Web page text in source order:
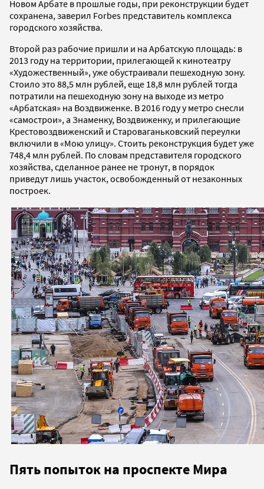
Новом Арбате в прошлые годы, при реконструкции будет
сохранена, заверил Forbes представитель комплекса
городского хозяйства.
Второй раз рабочие пришли и на Арбатскую площадь: в
2013 году на территории, прилегающей к кинотеатру
«Художественный», уже обустраивали пешеходную зону.
Стоило это 88,5 млн рублей, еще 18,8 млн рублей тогда
потратили на пешеходную зону на выходе из метро
«Арбатская» на Воздвиженке. В 2016 году у метро снесли
«самострои», а Знаменку, Воздвиженку, и прилегающие
Крестовоздвиженский и Староваганьковский переулки
включили в «Мою улицу». Стоить реконструкция будет уже
748,4 млн рублей. По словам представителя городского
хозяйства, сделанное ранее не тронут, в порядок
приведут лишь участок, освобожденный от незаконных
построек.
Пять попыток на проспекте Мира